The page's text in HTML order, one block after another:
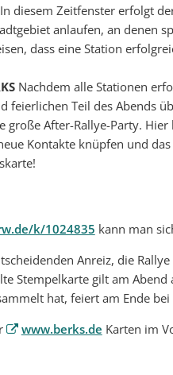
In diesem Zeitfenster erfolgt
anlaufen, an denen
dass eine Station
Nachdem alle Stationen
feierlichen Teil des Abends
große After-Rallye-Party.
Kontakte knüpfen und
k/1024835 kann man
Anreiz, die
Stempelkarte gilt am
hat, feiert am Ende
www.berks.de Karten im